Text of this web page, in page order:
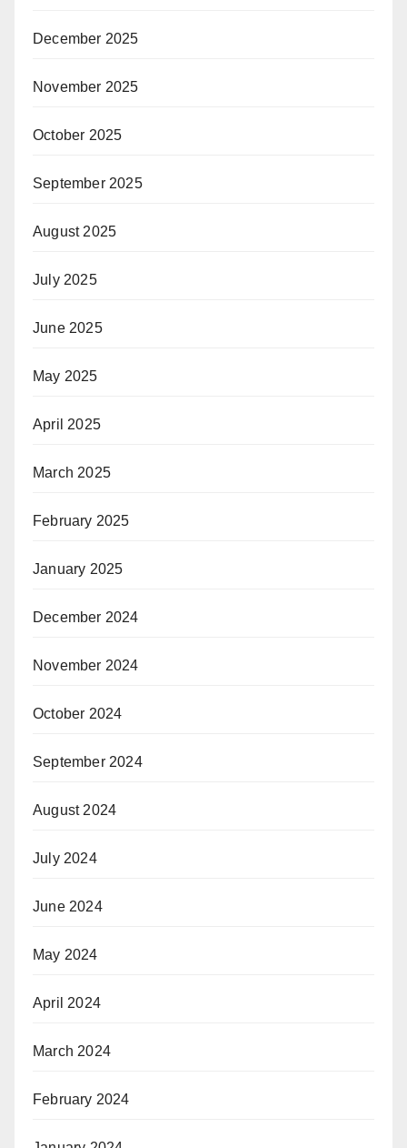
December 2025
November 2025
October 2025
September 2025
August 2025
July 2025
June 2025
May 2025
April 2025
March 2025
February 2025
January 2025
December 2024
November 2024
October 2024
September 2024
August 2024
July 2024
June 2024
May 2024
April 2024
March 2024
February 2024